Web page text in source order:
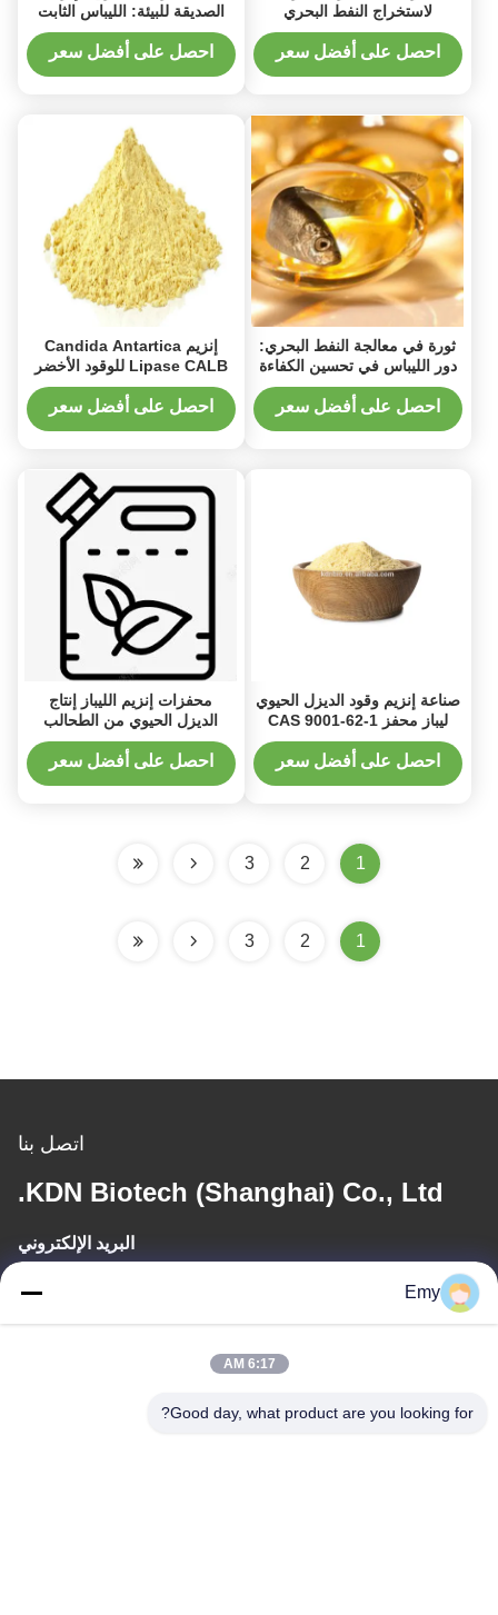
لاستخراج النفط البحري
المستدام وتكريره
احصل على أفضل سعر
الصديقة للبيئة: الليباس الثابت
Novozym 435 في التحليل
الحيوي
احصل على أفضل سعر
ثورة في معالجة النفط البحري:
دور الليباس في تحسين الكفاءة
والجودة
احصل على أفضل سعر
إنزيم Candida Antartica
Lipase CALB للوقود الأخضر
والكيمياء الكيريالية
احصل على أفضل سعر
صناعة إنزيم وقود الديزل الحيوي
ليباز محفز CAS 9001-62-1
احصل على أفضل سعر
محفزات إنزيم الليباز إنتاج
الديزل الحيوي من الطحالب
الدقيقة
احصل على أفضل سعر
1
2
3
1
2
3
اتصل بنا
KDN Biotech (Shanghai) Co., Ltd.
البريد الإلكتروني
panxy@vlandgroup.com
Emy
6:17 AM
Good day, what product are you looking for?